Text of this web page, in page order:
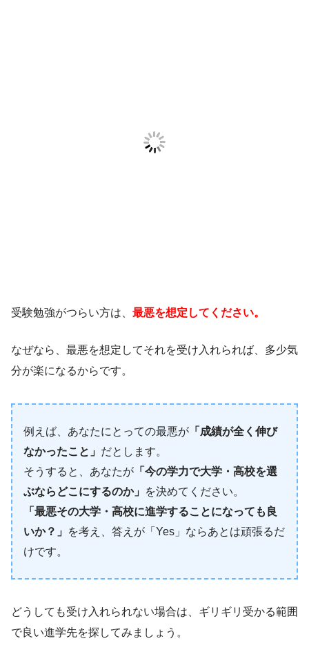
受験勉強がつらい方は、 最悪を想定してください。
なぜなら、最悪を想定してそれを受け入れられば、多少気
分が楽になるからです。
例えば、あなたにとっての最悪が 「成績が全く伸び
なかったこと」 だとします。
そうすると、あなたが 「今の学力で大学・高校を選
ぶならどこにするのか」 を決めてください。
「最悪その大学・高校に進学することになっても良
いか？」 を考え、答えが「Yes」ならあとは頑張るだ
けです。
どうしても受け入れられない場合は、ギリギリ受かる範囲
で良い進学先を探してみましょう。